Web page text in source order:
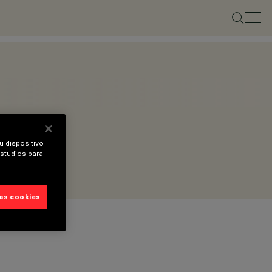
dispositivo
para
cookies